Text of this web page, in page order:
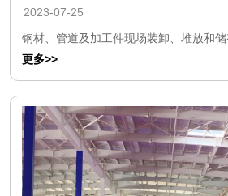
2023-07-25
钢材、管道及加工件现场装卸、堆放和
更多>>